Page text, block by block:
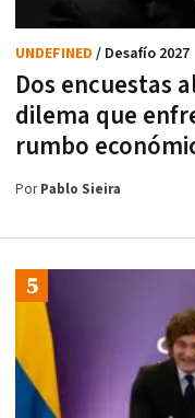
Dos encuestas
dilema que
rumbo
UNDEFINED / Desafío 2027
PorPablo Sieira